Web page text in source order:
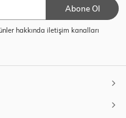
Abone Ol
hakkında iletişim kanalları